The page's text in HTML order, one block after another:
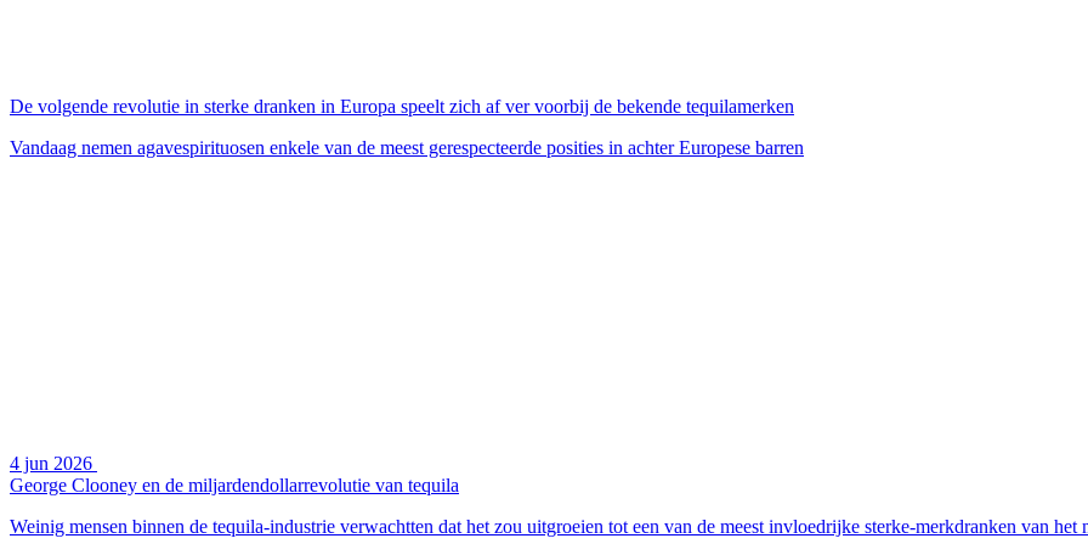
De volgende revolutie in sterke dranken in Europa speelt zich af ver voorbij de bekende tequilamerken
Vandaag nemen agavespirituosen enkele van de meest gerespecteerde posities in achter Europese barren
4 jun 2026
George Clooney en de miljardendollarrevolutie van tequila
Weinig mensen binnen de tequila-industrie verwachtten dat het zou uitgroeien tot een van de meest invloedrijke sterke-merkdranken van het